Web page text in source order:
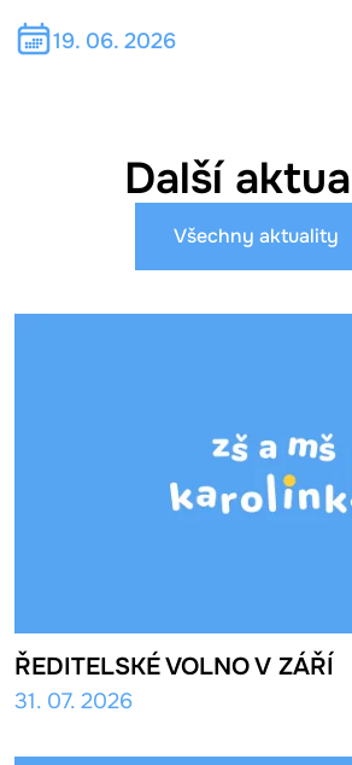
19. 06. 2026
Další
Všechny aktuality
ŘEDITELSKÉ VOLNO V ZÁŘÍ
31. 07. 2026